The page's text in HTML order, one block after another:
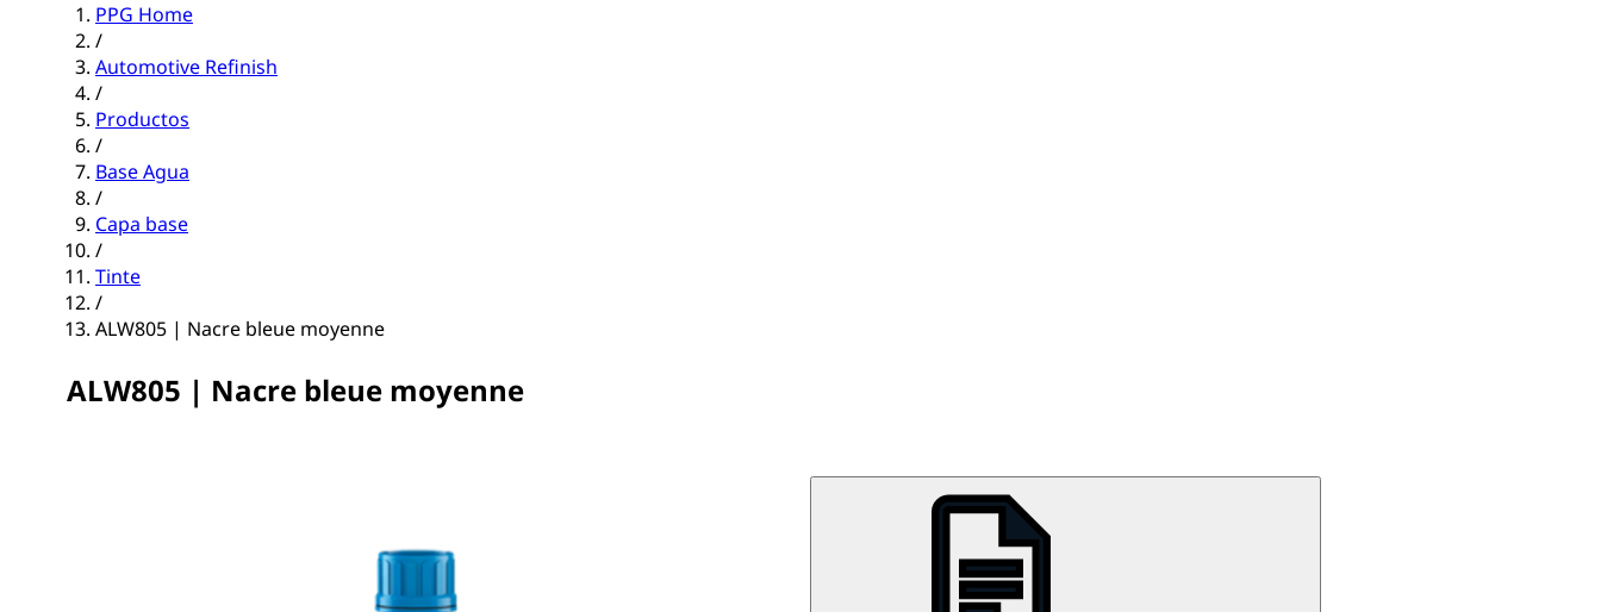
PPG Home
/
Automotive Refinish
/
Productos
/
Base Agua
/
Capa base
/
Tinte
/
ALW805 | Nacre bleue moyenne
ALW805 | Nacre bleue moyenne